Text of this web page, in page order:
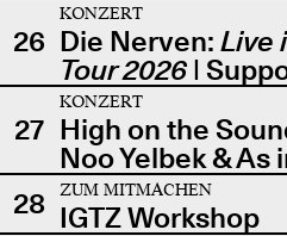
26
KONZERT
Die Nerven: Live
Tour 2026|
27
KONZERT
High on the
Noo Yelbek & As
28
ZUM MITMACHEN
IGTZ Workshop